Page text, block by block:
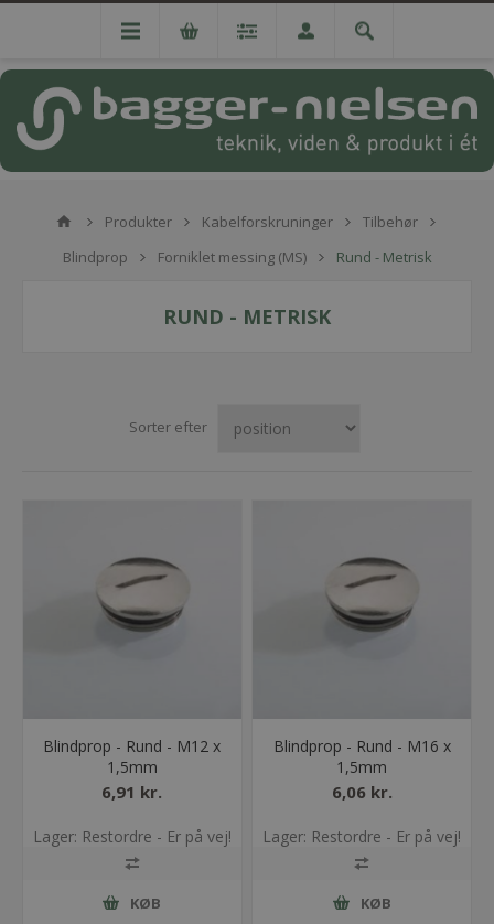
Produkter Kabelforskruninger
Tilbehør
Blindprop
Forniklet messing (MS) Rund - Metrisk
RUND - METRISK
Sorter efter
Blindprop - Rund - M12 x
1,5mm
6,91 kr.
Lager: Restordre - Er på vej!
KØB
Blindprop - Rund - M16 x
1,5mm
6,06 kr.
Lager: Restordre - Er på vej!
KØB